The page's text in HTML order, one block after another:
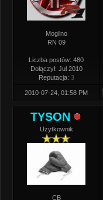
Mogilno
RN 09
Liczba postów: 480
Dołączył: Jul 2010
Reputacja: 3
2010-07-24, 01:58 PM
TYSON
Użytkownik
CB